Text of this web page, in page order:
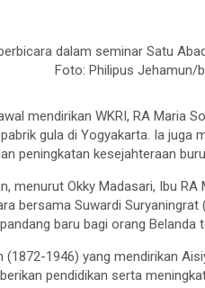
dalam seminar Satu
Foto: Philipus Jehamun/
mendirikan WKRI, RA Maria
gula di Yogyakarta. Ia juga
peningkatan kesejahteraan
menurut Okky Madasari, Ibu
bersama Suwardi
baru bagi orang Belanda
(1872-1946) yang mendirikan
pendidikan serta